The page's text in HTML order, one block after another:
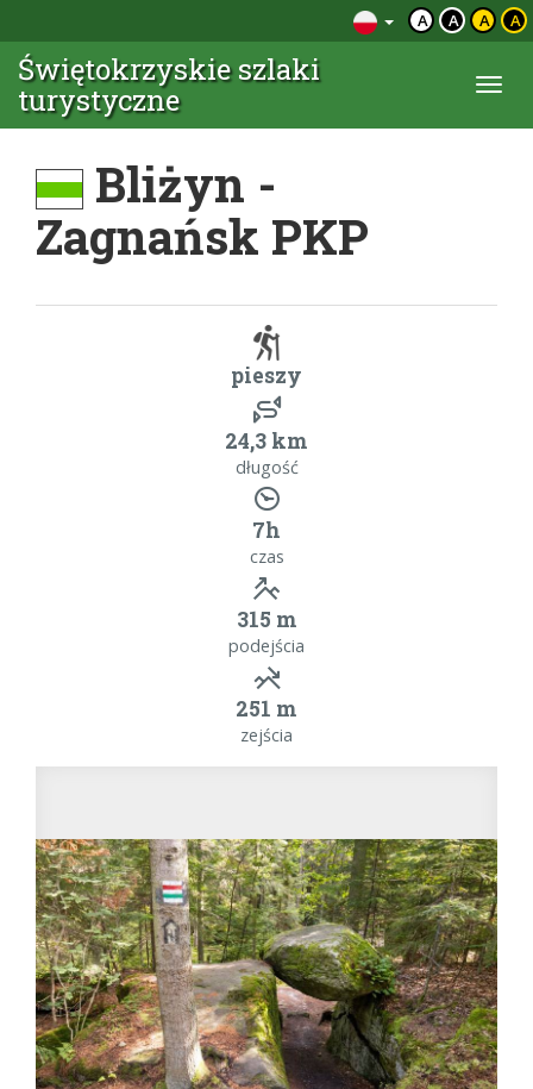
A A A A
Świętokrzyskie szlaki
turystyczne
Bliżyn -
Zagnańsk PKP
pieszy
24,3 km
długość
7h
czas
315 m
podejścia
251 m
zejścia